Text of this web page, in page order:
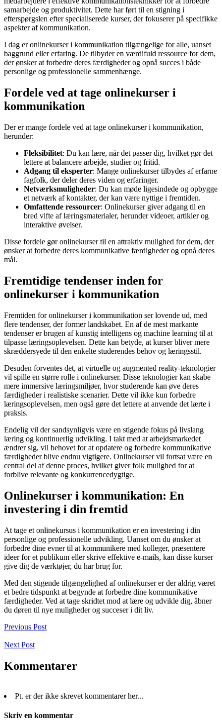
samarbejde og produktivitet. Dette har ført til en stigning i
efterspørgslen efter specialiserede kurser, der fokuserer på specifikke
aspekter af kommunikation.
I dag er onlinekurser i kommunikation tilgængelige for alle, uanset
baggrund eller erfaring. De tilbyder en værdifuld ressource for dem,
der ønsker at forbedre deres færdigheder og opnå succes i både
personlige og professionelle sammenhænge.
Fordele ved at tage onlinekurser i
kommunikation
Der er mange fordele ved at tage onlinekurser i kommunikation,
herunder:
Fleksibilitet: Du kan lære, når det passer dig, hvilket gør det
lettere at balancere arbejde, studier og fritid.
Adgang til eksperter: Mange onlinekurser tilbydes af erfarne
fagfolk, der deler deres viden og erfaringer.
Netværksmuligheder: Du kan møde ligesindede og opbygge
et netværk af kontakter, der kan være nyttige i fremtiden.
Omfattende ressourcer: Onlinekurser giver adgang til en
bred vifte af læringsmaterialer, herunder videoer, artikler og
interaktive øvelser.
Disse fordele gør onlinekurser til en attraktiv mulighed for dem, der
ønsker at forbedre deres kommunikative færdigheder og opnå deres
mål.
Fremtidige tendenser inden for
onlinekurser i kommunikation
Fremtiden for onlinekurser i kommunikation ser lovende ud, med
flere tendenser, der former landskabet. En af de mest markante
tendenser er brugen af kunstig intelligens og machine learning til at
tilpasse læringsoplevelsen. Dette kan betyde, at kurser bliver mere
skræddersyede til den enkelte studerendes behov og læringsstil.
Desuden forventes det, at virtuelle og augmented reality-teknologier
vil spille en større rolle i onlinekurser. Disse teknologier kan skabe
mere immersive læringsmiljøer, hvor studerende kan øve deres
færdigheder i realistiske scenarier. Dette vil ikke kun forbedre
læringsoplevelsen, men også gøre det lettere at anvende det lærte i
praksis.
Endelig vil der sandsynligvis være en stigende fokus på livslang
læring og kontinuerlig udvikling. I takt med at arbejdsmarkedet
ændrer sig, vil behovet for at opdatere og forbedre kommunikative
færdigheder blive endnu vigtigere. Onlinekurser vil fortsat være en
central del af denne proces, hvilket giver folk mulighed for at
forblive relevante og konkurrencedygtige.
Onlinekurser i kommunikation: En
investering i din fremtid
At tage et onlinekursus i kommunikation er en investering i din
personlige og professionelle udvikling. Uanset om du ønsker at
forbedre dine evner til at kommunikere med kolleger, præsentere
ideer for et publikum eller skrive effektive e-mails, kan disse kurser
give dig de værktøjer, du har brug for.
Med den stigende tilgængelighed af onlinekurser er der aldrig været
et bedre tidspunkt at begynde at forbedre dine kommunikative
færdigheder. Ved at tage skridtet mod at lære og udvikle dig, åbner
du døren til nye muligheder og succeser i dit liv.
Previous Post
Next Post
Kommentarer
Pt. er der ikke skrevet kommentarer her...
Skriv en kommentar